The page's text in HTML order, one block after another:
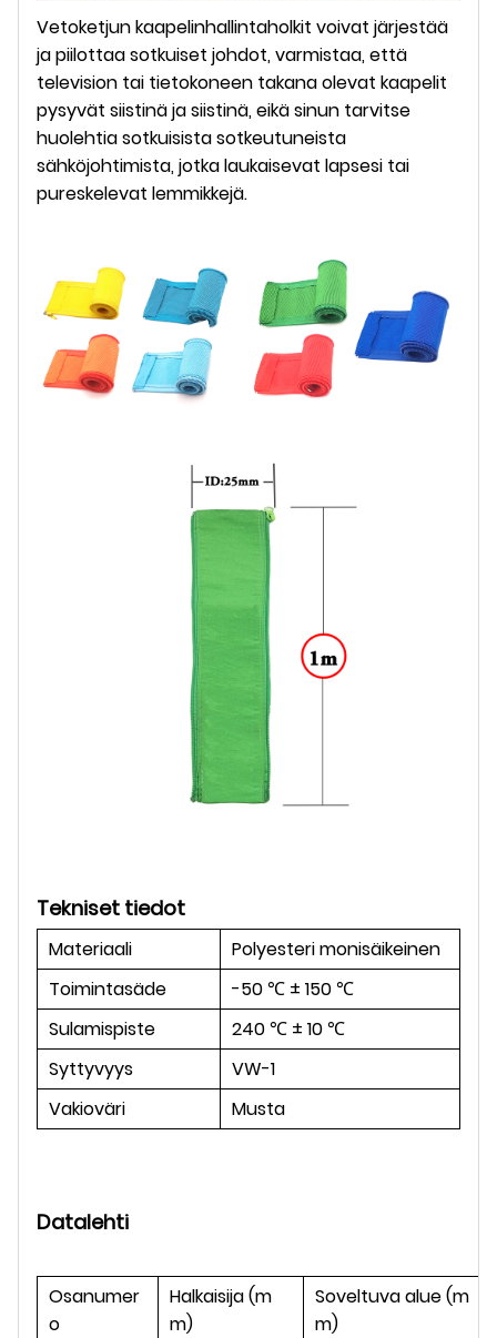
Vetoketjun kaapelinhallintaholkit voivat järjestää
ja piilottaa sotkuiset johdot, varmistaa, että
television tai tietokoneen takana olevat kaapelit
pysyvät siistinä ja siistinä, eikä sinun tarvitse
huolehtia sotkuisista sotkeutuneista
sähköjohtimista, jotka laukaisevat lapsesi tai
pureskelevat lemmikkejä.
Tekniset tiedot
Materiaali
Polyesteri monisäikeinen
Toimintasäde
-50 ℃ ± 150 ℃
Sulamispiste
240 ℃ ± 10 ℃
Syttyvyys
VW-1
Vakioväri
Musta
Datalehti
Osanumer
o
Halkaisija (m
m)
Soveltuva alue (m
m)